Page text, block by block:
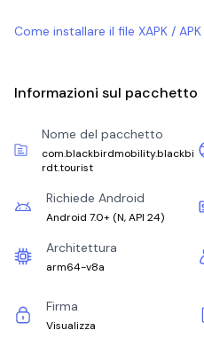
Come installare il file XAPK / APK
Informazioni sul pacchetto
Nome del pacchetto
com.blackbirdmobility.blackbi
rdt.tourist
Richiede Android
Android 7.0+ (N, API 24)
Architettura
arm64-v8a
Firma
Visualizza